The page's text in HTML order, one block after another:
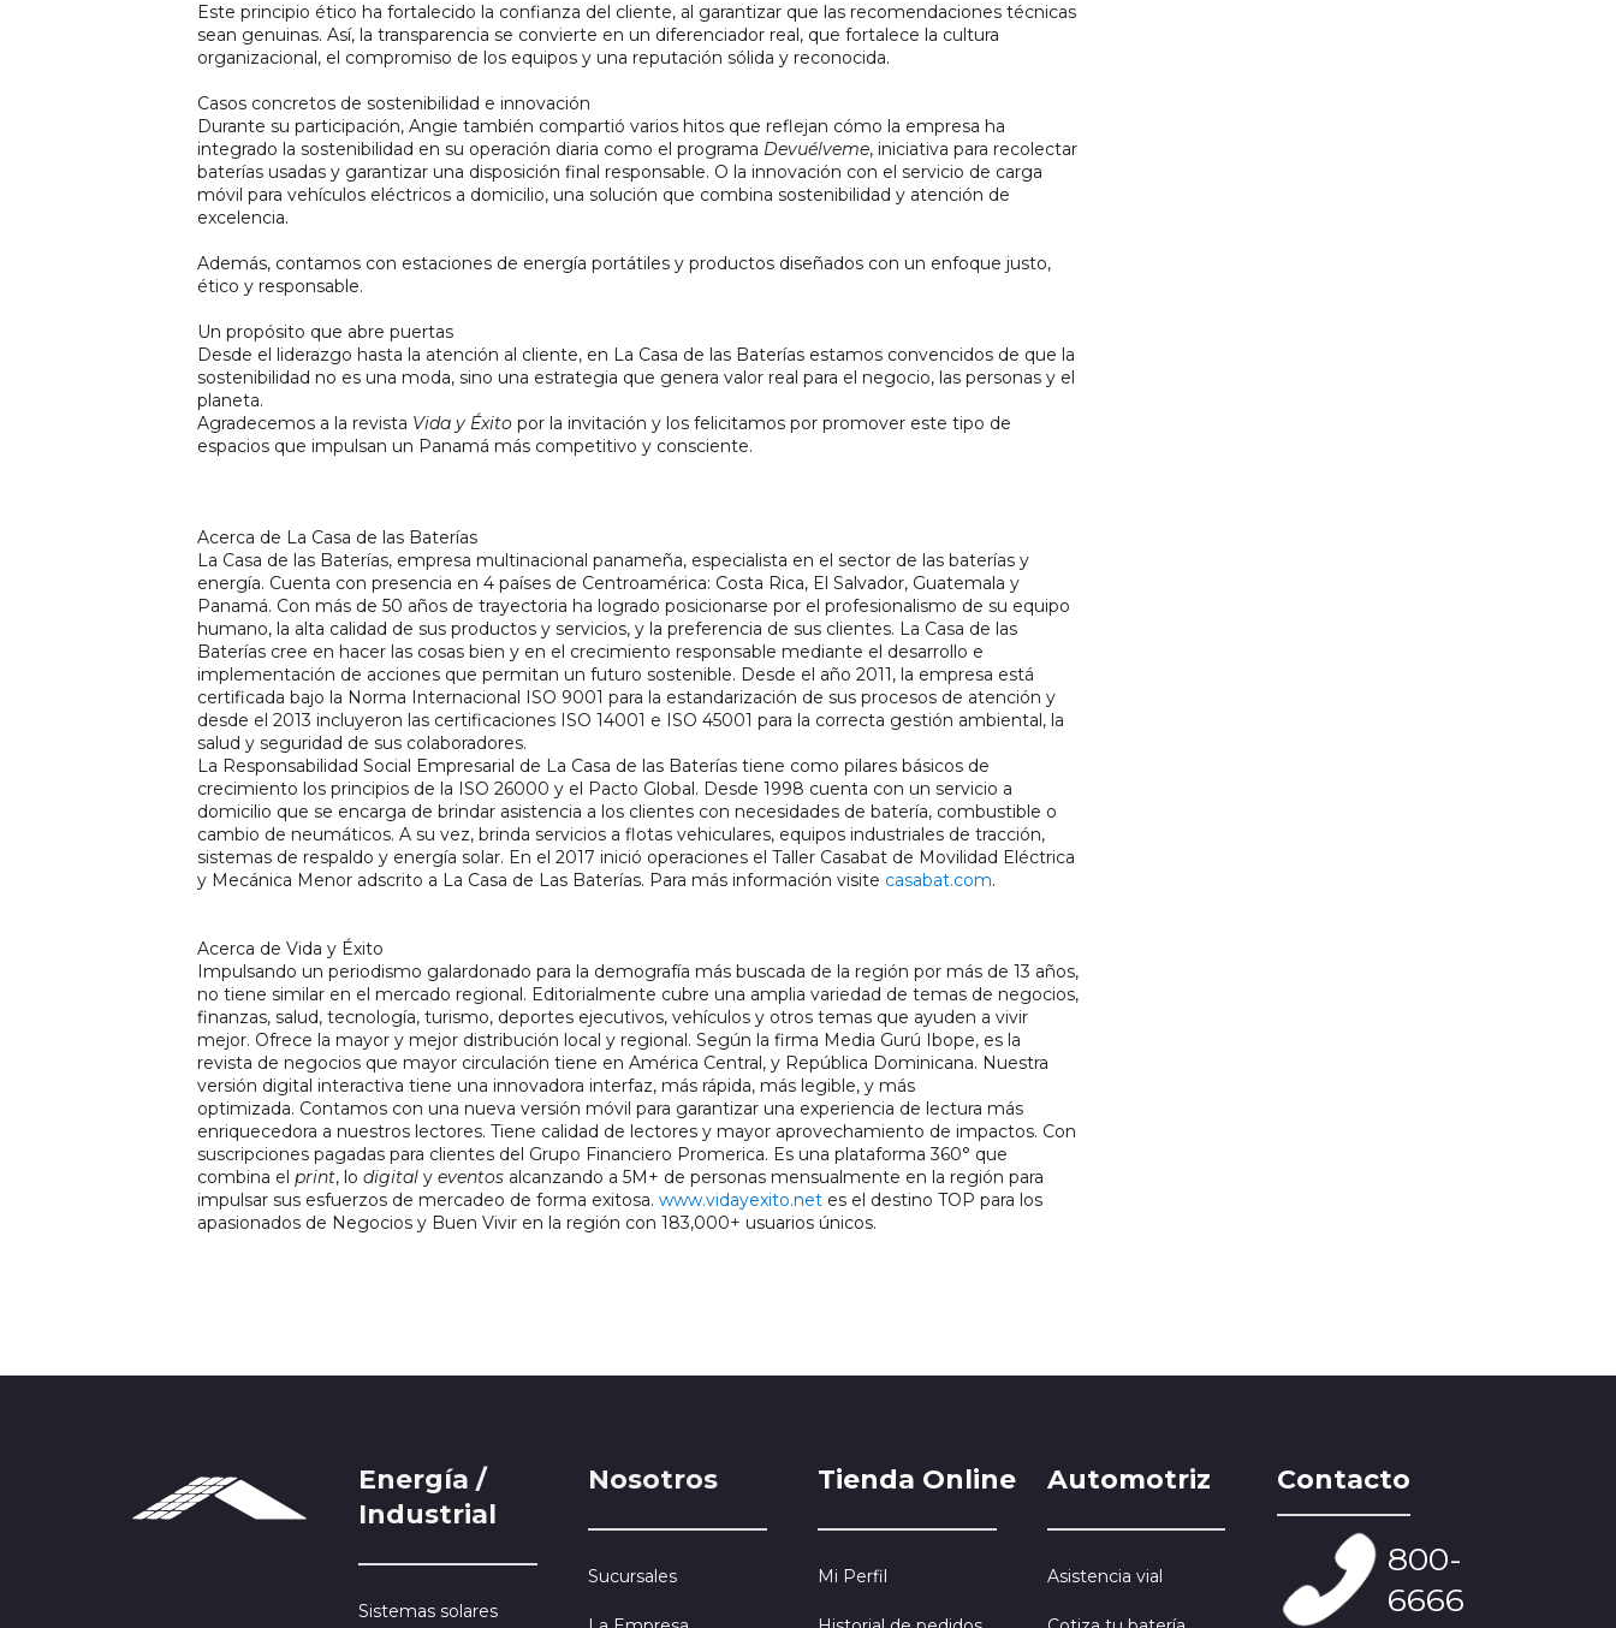
Este principio ético ha fortalecido la confianza del cliente, al garantizar que las recomendaciones técnicas
sean genuinas. Así, la transparencia se convierte en un diferenciador real, que fortalece la cultura
organizacional, el compromiso de los equipos y una reputación sólida y reconocida.
Casos concretos de sostenibilidad e innovación
Durante su participación, Angie también compartió varios hitos que reflejan cómo la empresa ha
integrado la sostenibilidad en su operación diaria como el programa Devuélveme, iniciativa para recolectar
baterías usadas y garantizar una disposición final responsable. O la innovación con el servicio de carga
móvil para vehículos eléctricos a domicilio, una solución que combina sostenibilidad y atención de
excelencia.
Además, contamos con estaciones de energía portátiles y productos diseñados con un enfoque justo,
ético y responsable.
Un propósito que abre puertas
Desde el liderazgo hasta la atención al cliente, en La Casa de las Baterías estamos convencidos de que la
sostenibilidad no es una moda, sino una estrategia que genera valor real para el negocio, las personas y el
planeta.
Agradecemos a la revista Vida y Éxito por la invitación y los felicitamos por promover este tipo de
espacios que impulsan un Panamá más competitivo y consciente.
Acerca de La Casa de las Baterías
La Casa de las Baterías, empresa multinacional panameña, especialista en el sector de las baterías y
energía. Cuenta con presencia en 4 países de Centroamérica: Costa Rica, El Salvador, Guatemala y
Panamá. Con más de 50 años de trayectoria ha logrado posicionarse por el profesionalismo de su equipo
humano, la alta calidad de sus productos y servicios, y la preferencia de sus clientes. La Casa de las
Baterías cree en hacer las cosas bien y en el crecimiento responsable mediante el desarrollo e
implementación de acciones que permitan un futuro sostenible. Desde el año 2011, la empresa está
certificada bajo la Norma Internacional ISO 9001 para la estandarización de sus procesos de atención y
desde el 2013 incluyeron las certificaciones ISO 14001 e ISO 45001 para la correcta gestión ambiental, la
salud y seguridad de sus colaboradores.
La Responsabilidad Social Empresarial de La Casa de las Baterías tiene como pilares básicos de
crecimiento los principios de la ISO 26000 y el Pacto Global. Desde 1998 cuenta con un servicio a
domicilio que se encarga de brindar asistencia a los clientes con necesidades de batería, combustible o
cambio de neumáticos. A su vez, brinda servicios a flotas vehiculares, equipos industriales de tracción,
sistemas de respaldo y energía solar. En el 2017 inició operaciones el Taller Casabat de Movilidad Eléctrica
y Mecánica Menor adscrito a La Casa de Las Baterías. Para más información visite casabat.com.
Acerca de Vida y Éxito
Impulsando un periodismo galardonado para la demografía más buscada de la región por más de 13 años,
no tiene similar en el mercado regional. Editorialmente cubre una amplia variedad de temas de negocios,
finanzas, salud, tecnología, turismo, deportes ejecutivos, vehículos y otros temas que ayuden a vivir
mejor. Ofrece la mayor y mejor distribución local y regional. Según la firma Media Gurú Ibope, es la
revista de negocios que mayor circulación tiene en América Central, y República Dominicana. Nuestra
versión digital interactiva tiene una innovadora interfaz, más rápida, más legible, y más
optimizada. Contamos con una nueva versión móvil para garantizar una experiencia de lectura más
enriquecedora a nuestros lectores. Tiene calidad de lectores y mayor aprovechamiento de impactos. Con
suscripciones pagadas para clientes del Grupo Financiero Promerica. Es una plataforma 360° que
combina el print, lo digital y eventos alcanzando a 5M+ de personas mensualmente en la región para
impulsar sus esfuerzos de mercadeo de forma exitosa. www.vidayexito.net es el destino TOP para los
apasionados de Negocios y Buen Vivir en la región con 183,000+ usuarios únicos.
Energía /
Industrial
Sistemas solares
Nosotros
Sucursales
Tienda Online
Mi Perfil
Automotriz
Asistencia vial
Contacto
800-
6666